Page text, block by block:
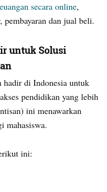
secara online,
dan jual beli.
untuk Solusi
hadir di Indonesia untuk
pendidikan yang lebih
ini menawarkan
mahasiswa.
ini: